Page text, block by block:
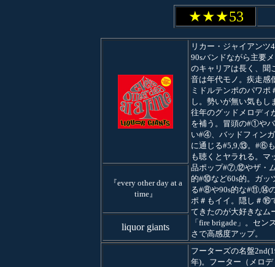
★★★53
リカー・ジャイアンツ
90sバンドながら主要
のキャリアは長く、聞
音は年代モノ。疾走感
ミドルテンポのパワポ
し。勢いが無い気もし
往年のグッドメロディ
を補う。冒頭の#①や
い#④、バッドフィン
に通じる#5,9,⑬。#⑥
も聴くとヤラれる。マ
品ポップ#⑦,⑫やザ・
的#⑩など60s的。ガッ
る#⑧や90s的な#⑪,⑭
ポ＃もイイ。隠し＃⑯
てきたのが大好きなム
「fire brigade」。セン
さで高感度アップ。
『every other day at a
time』
liquor giants
フーターズの名盤
年)。フーター（メロ